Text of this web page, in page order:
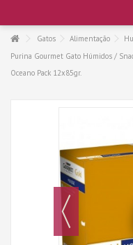
Gatos Alimentação
Purina Gourmet Gato Húmidos /
Oceano Pack 12x85gr.